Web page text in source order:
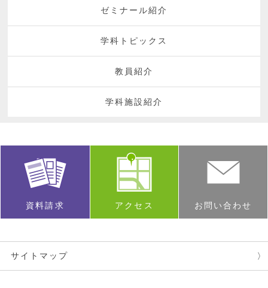
ゼミナール紹介
学科トピックス
教員紹介
学科施設紹介
資料請求 アクセス お問い合わせ
サイトマップ